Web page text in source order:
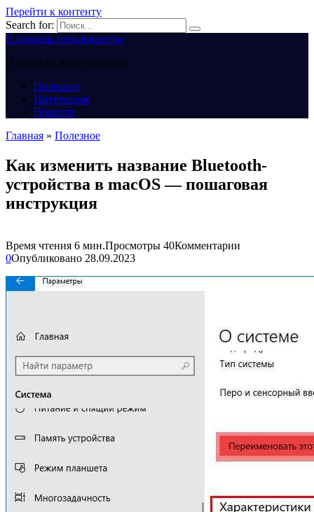
Перейти к контенту
Search for:
В помощь пользователю
Ответы на ваши вопросы
Полезное
Интересное
Новости
Главная » Полезное
Как изменить название Bluetooth-
устройства в macOS — пошаговая
инструкция
Время чтения 6 мин.Просмотры 40Комментарии
0Опубликовано 28.09.2023